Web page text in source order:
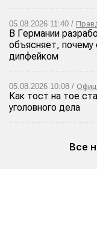
05.08.2026 11:40 /
В Германии
объясняет, почему
дипфейком
05.08.2026 10:08 /
Как тост на тое
уголовного дела
Все